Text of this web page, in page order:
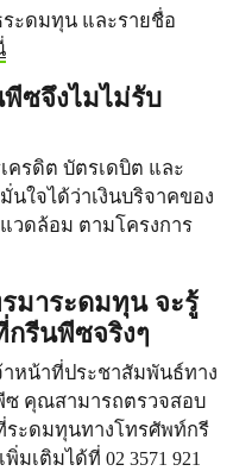
ะดมทุน และรายชื่อ
ซจึงไมไม่รับ
ครดิต บัตรเดบิต และ
ใจได้ว่าเงินบริจาคของ
วดล้อม ตามโครงการ
มาระดมทุน จะรู้
กรีนพีซจริงๆ
หน้าที่ประชาสัมพันธ์ทาง
คุณสามารถตรวจสอบ
ระดมทุนทางโทรศัพท์กรี
เติมได้ที่ 02 3571 921